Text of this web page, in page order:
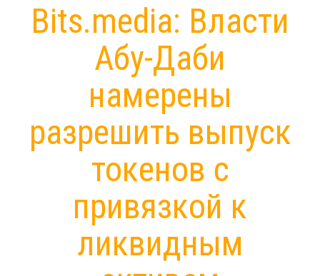
Bits.media: Власти
Абу-Даби
намерены
разрешить выпуск
токенов с
привязкой к
ликвидным